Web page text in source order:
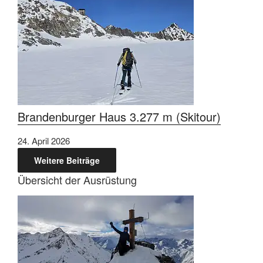
Brandenburger Haus 3.277 m (Skitour)
24. April 2026
Weitere Beiträge
Übersicht der Ausrüstung